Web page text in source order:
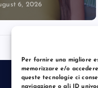
Per fornire una migliore
memorizzare e/o
queste tecnologie ci
navigazione o gli ID
6, 2026